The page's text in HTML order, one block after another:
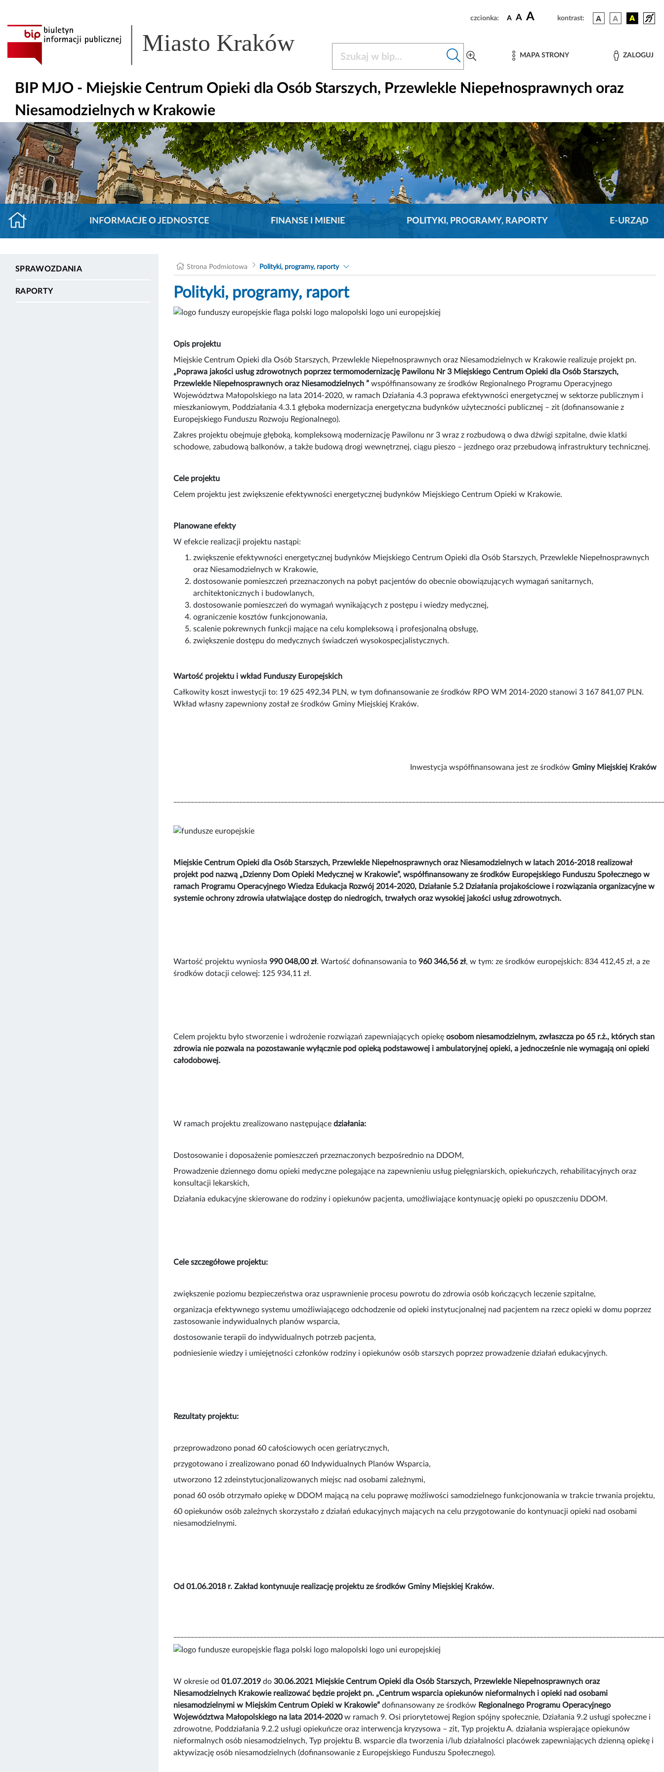
czcionka: A A A kontrast:
Miasto Kraków MAPA STRONY ZALOGUJ
BIP MJO - Miejskie Centrum Opieki dla Osób Starszych, Przewlekle Niepełnosprawnych oraz
Niesamodzielnych w Krakowie
INFORMACJE O JEDNOSTCE FINANSE I MIENIE POLITYKI, PROGRAMY, RAPORTY E-URZĄD
SPRAWOZDANIA
RAPORTY
Strona Podmiotowa Polityki, programy, raporty
Polityki, programy, raport
Opis projektu
Miejskie Centrum Opieki dla Osób Starszych, Przewlekle Niepełnosprawnych oraz Niesamodzielnych w Krakowie realizuje projekt pn.
„Poprawa jakości usług zdrowotnych poprzez termomodernizację Pawilonu Nr 3 Miejskiego Centrum Opieki dla Osób Starszych,
Przewlekle Niepełnosprawnych oraz Niesamodzielnych ” współfinansowany ze środków Regionalnego Programu Operacyjnego
Województwa Małopolskiego na lata 2014-2020, w ramach Działania 4.3 poprawa efektywności energetycznej w sektorze publicznym i
mieszkaniowym, Poddziałania 4.3.1 głęboka modernizacja energetyczna budynków użyteczności publicznej – zit (dofinansowanie z
Europejskiego Funduszu Rozwoju Regionalnego).
Zakres projektu obejmuje głęboką, kompleksową modernizację Pawilonu nr 3 wraz z rozbudową o dwa dźwigi szpitalne, dwie klatki
schodowe, zabudową balkonów, a także budową drogi wewnętrznej, ciągu pieszo – jezdnego oraz przebudową infrastruktury technicznej.
Cele projektu
Celem projektu jest zwiększenie efektywności energetycznej budynków Miejskiego Centrum Opieki w Krakowie.
Planowane efekty
W efekcie realizacji projektu nastąpi:
zwiększenie efektywności energetycznej budynków Miejskiego Centrum Opieki dla Osób Starszych, Przewlekle Niepełnosprawnych
oraz Niesamodzielnych w Krakowie,
dostosowanie pomieszczeń przeznaczonych na pobyt pacjentów do obecnie obowiązujących wymagań sanitarnych,
architektonicznych i budowlanych,
dostosowanie pomieszczeń do wymagań wynikających z postępu i wiedzy medycznej,
ograniczenie kosztów funkcjonowania,
scalenie pokrewnych funkcji mające na celu kompleksową i profesjonalną obsługę,
zwiększenie dostępu do medycznych świadczeń wysokospecjalistycznych.
Wartość projektu i wkład Funduszy Europejskich
Całkowity koszt inwestycji to: 19 625 492,34 PLN, w tym dofinansowanie ze środków RPO WM 2014-2020 stanowi 3 167 841,07 PLN.
Wkład własny zapewniony został ze środków Gminy Miejskiej Kraków.
Inwestycja współfinansowana jest ze środków Gminy Miejskiej Kraków
Miejskie Centrum Opieki dla Osób Starszych, Przewlekle Niepełnosprawnych oraz Niesamodzielnych w latach 2016-2018 realizował
projekt pod nazwą „Dzienny Dom Opieki Medycznej w Krakowie”, współfinansowany ze środków Europejskiego Funduszu Społecznego w
ramach Programu Operacyjnego Wiedza Edukacja Rozwój 2014-2020, Działanie 5.2 Działania projakościowe i rozwiązania organizacyjne w
systemie ochrony zdrowia ułatwiające dostęp do niedrogich, trwałych oraz wysokiej jakości usług zdrowotnych.
Wartość projektu wyniosła 990 048,00 zł. Wartość dofinansowania to 960 346,56 zł, w tym: ze środków europejskich: 834 412,45 zł, a ze
środków dotacji celowej: 125 934,11 zł.
Celem projektu było stworzenie i wdrożenie rozwiązań zapewniających opiekę osobom niesamodzielnym, zwłaszcza po 65 r.ż., których stan
zdrowia nie pozwala na pozostawanie wyłącznie pod opieką podstawowej i ambulatoryjnej opieki, a jednocześnie nie wymagają oni opieki
całodobowej.
W ramach projektu zrealizowano następujące działania:
Dostosowanie i doposażenie pomieszczeń przeznaczonych bezpośrednio na DDOM,
Prowadzenie dziennego domu opieki medyczne polegające na zapewnieniu usług pielęgniarskich, opiekuńczych, rehabilitacyjnych oraz
konsultacji lekarskich,
Działania edukacyjne skierowane do rodziny i opiekunów pacjenta, umożliwiające kontynuację opieki po opuszczeniu DDOM.
Cele szczegółowe projektu:
zwiększenie poziomu bezpieczeństwa oraz usprawnienie procesu powrotu do zdrowia osób kończących leczenie szpitalne,
organizacja efektywnego systemu umożliwiającego odchodzenie od opieki instytucjonalnej nad pacjentem na rzecz opieki w domu poprzez
zastosowanie indywidualnych planów wsparcia,
dostosowanie terapii do indywidualnych potrzeb pacjenta,
podniesienie wiedzy i umiejętności członków rodziny i opiekunów osób starszych poprzez prowadzenie działań edukacyjnych.
Rezultaty projektu:
przeprowadzono ponad 60 całościowych ocen geriatrycznych,
przygotowano i zrealizowano ponad 60 Indywidualnych Planów Wsparcia,
utworzono 12 zdeinstytucjonalizowanych miejsc nad osobami zależnymi,
ponad 60 osób otrzymało opiekę w DDOM mającą na celu poprawę możliwości samodzielnego funkcjonowania w trakcie trwania projektu,
60 opiekunów osób zależnych skorzystało z działań edukacyjnych mających na celu przygotowanie do kontynuacji opieki nad osobami
niesamodzielnymi.
Od 01.06.2018 r. Zakład kontynuuje realizację projektu ze środków Gminy Miejskiej Kraków.
W okresie od 01.07.2019 do 30.06.2021 Miejskie Centrum Opieki dla Osób Starszych, Przewlekle Niepełnosprawnych oraz
Niesamodzielnych Krakowie realizować będzie projekt pn. „Centrum wsparcia opiekunów nieformalnych i opieki nad osobami
niesamodzielnymi w Miejskim Centrum Opieki w Krakowie” dofinansowany ze środków Regionalnego Programu Operacyjnego
Województwa Małopolskiego na lata 2014-2020w ramach 9. Osi priorytetowej Region spójny społecznie, Działania 9.2 usługi społeczne i
zdrowotne, Poddziałania 9.2.2 usługi opiekuńcze oraz interwencja kryzysowa – zit, Typ projektu A. działania wspierające opiekunów
nieformalnych osób niesamodzielnych, Typ projektu B. wsparcie dla tworzenia i/lub działalności placówek zapewniających dzienną opiekę i
aktywizację osób niesamodzielnych (dofinansowanie z Europejskiego Funduszu Społecznego).